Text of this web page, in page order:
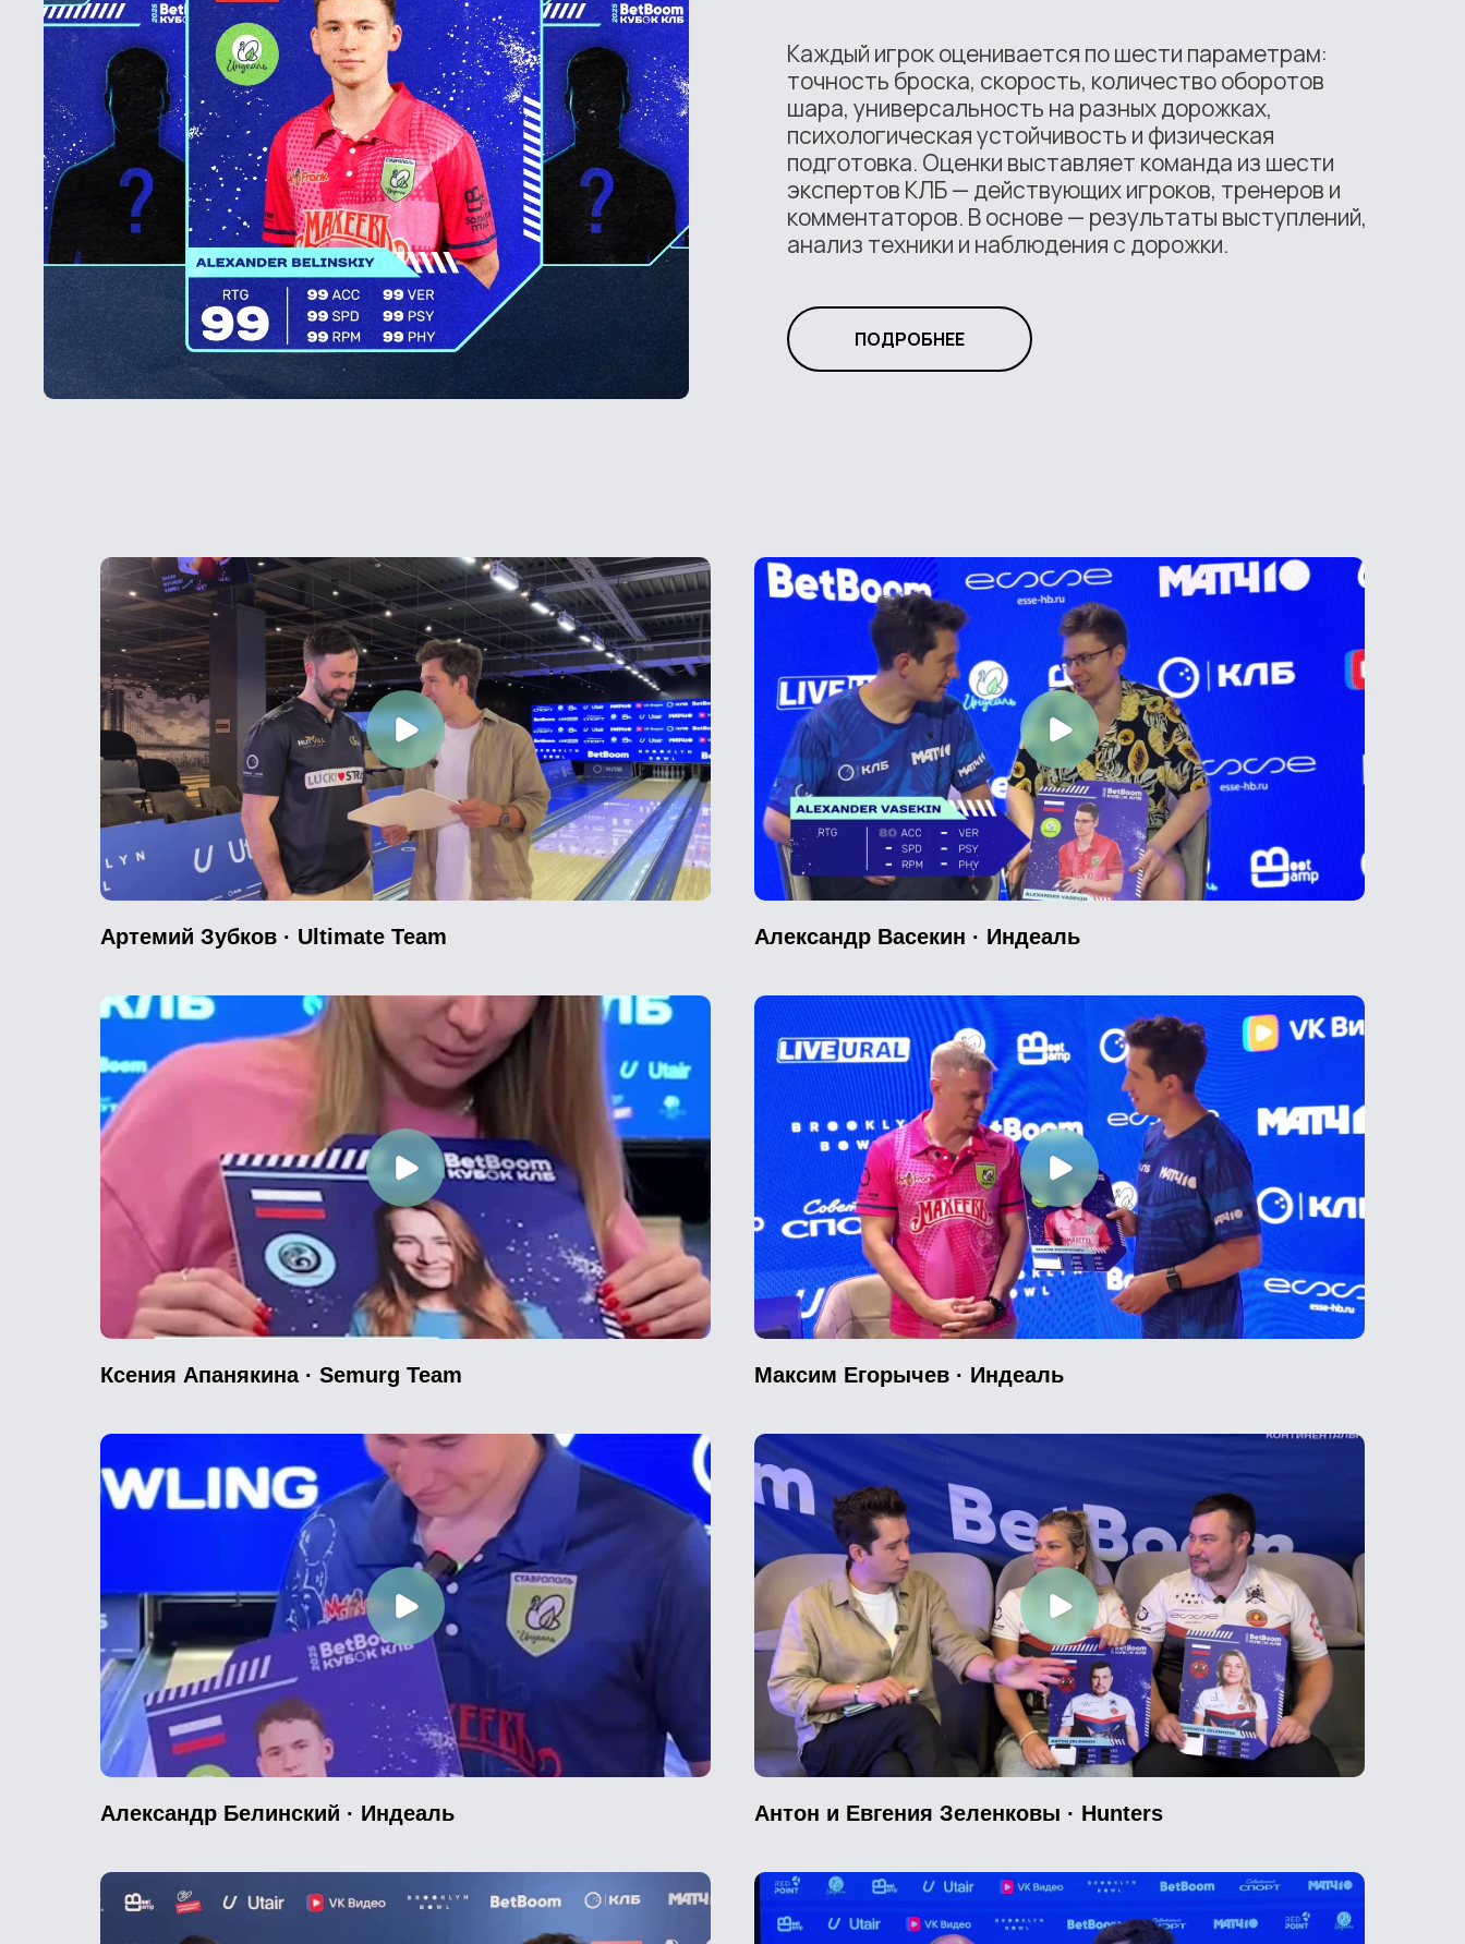
Каждый игрок оценивается по шести параметрам:
точность броска, скорость, количество оборотов
шара, универсальность на разных дорожках,
психологическая устойчивость и физическая
подготовка. Оценки выставляет команда из шести
экспертов КЛБ — действующих игроков, тренеров и
комментаторов. В основе — результаты выступлений,
анализ техники и наблюдения с дорожки.
ПОДРОБНЕЕ
Артемий Зубков · Ultimate Team Александр Васекин · Индеаль
Ксения Апанякина · Semurg Team Максим Егорычев · Индеаль
Александр Белинский · Индеаль Антон и Евгения Зеленковы · Hunters